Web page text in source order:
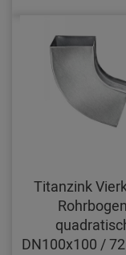
Titanzink
Rohrbogen
DN100x100 /